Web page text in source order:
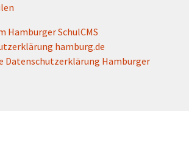
Hamburger SchulCMS
hamburg.de
Datenschutzerklärung Hamburger